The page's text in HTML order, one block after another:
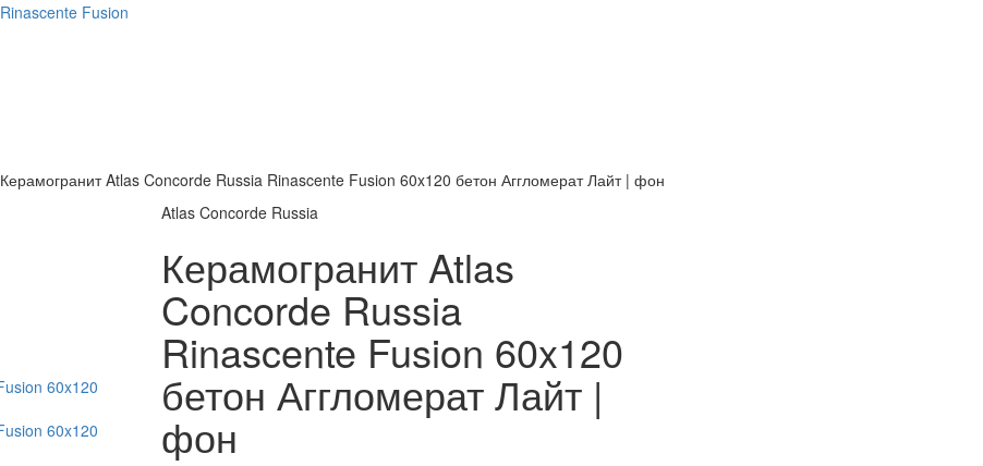
Rinascente Fusion
Керамогранит Atlas Concorde Russia Rinascente Fusion 60x120 бетон Аггломерат Лайт | фон
Atlas Concorde Russia
Керамогранит Atlas
Concorde Russia
Rinascente Fusion 60x120
бетон Аггломерат Лайт |
фон